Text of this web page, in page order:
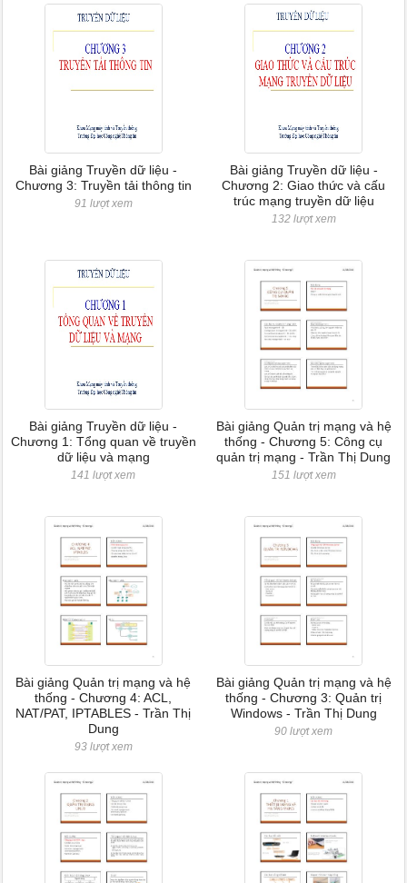
Bài giảng Truyền dữ liệu -
Chương 3: Truyền tải thông tin
91 lượt xem
Bài giảng Truyền dữ liệu -
Chương 2: Giao thức và cấu
trúc mạng truyền dữ liệu
132 lượt xem
Bài giảng Truyền dữ liệu -
Chương 1: Tổng quan về truyền
dữ liệu và mạng
141 lượt xem
Bài giảng Quản trị mạng và hệ
thống - Chương 5: Công cụ
quản trị mạng - Trần Thị Dung
151 lượt xem
Bài giảng Quản trị mạng và hệ
thống - Chương 4: ACL,
NAT/PAT, IPTABLES - Trần Thị
Dung
93 lượt xem
Bài giảng Quản trị mạng và hệ
thống - Chương 3: Quản trị
Windows - Trần Thị Dung
90 lượt xem